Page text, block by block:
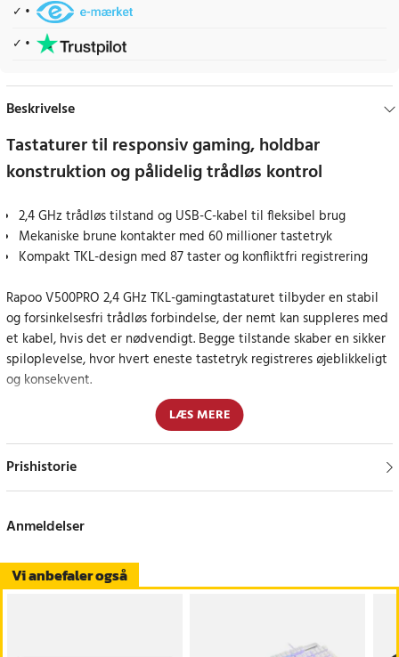
Beskrivelse
Tastaturer til responsiv gaming, holdbar
konstruktion og pålidelig trådløs kontrol
2,4 GHz trådløs tilstand og USB-C-kabel til fleksibel brug
Mekaniske brune kontakter med 60 millioner tastetryk
Kompakt TKL-design med 87 taster og konfliktfri registrering
Rapoo V500PRO 2,4 GHz TKL-gamingtastaturet tilbyder en stabil
og forsinkelsesfri trådløs forbindelse, der nemt kan suppleres med
et kabel, hvis det er nødvendigt. Begge tilstande skaber en sikker
spiloplevelse, hvor hvert eneste tastetryk registreres øjeblikkeligt
og konsekvent.
De mekaniske brune kontakter giver en klar taktil fornemmelse,
der forbedrer både skriveflow og spilkontrol. Designet er bygget
til at modstå op til 60 millioner tastetryk, hvilket sikrer en lang
Det konfliktfrie design gør det muligt at aktivere flere taster
spilsituationer, der kræver hurtige og kombinerede tastetryk.
Konstruktionen er designet til at modstå mange timers brug og
LÆS MERE
Prishistorie
Vi anbefaler også
Anmeldelser